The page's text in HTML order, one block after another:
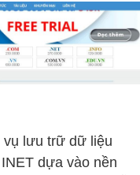
vụ lưu trữ dữ liệu
dựa vào nền